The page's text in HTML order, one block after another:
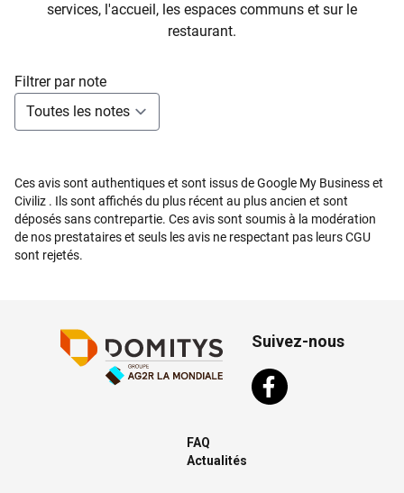
services, l'accueil, les espaces communs et sur le
restaurant.
Filtrer par note
Ces avis sont authentiques et sont issus de Google My Business et
Civiliz . Ils sont affichés du plus récent au plus ancien et sont
déposés sans contrepartie. Ces avis sont soumis à la modération
de nos prestataires et seuls les avis ne respectant pas leurs CGU
sont rejetés.
Suivez-nous
FAQ
Actualités